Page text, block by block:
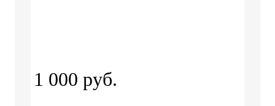
1 000 руб.